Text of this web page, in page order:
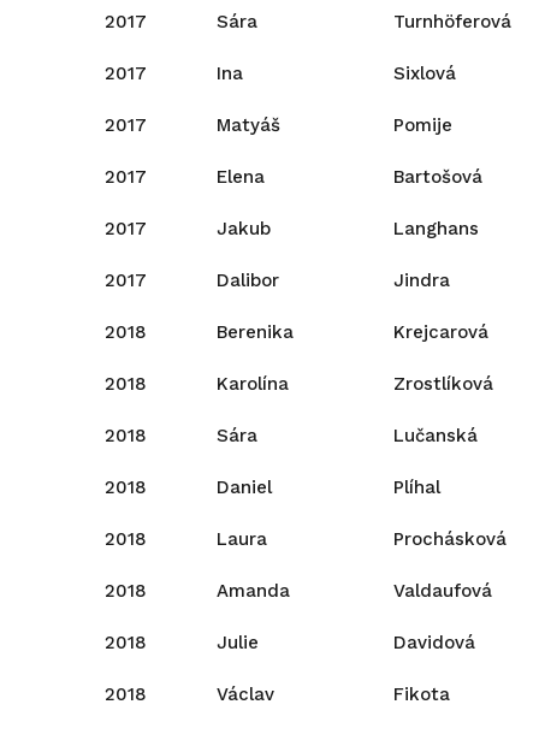
2017 Sára Turnhöferová
2017 Ina Sixlová
2017 Matyáš Pomije
2017 Elena Bartošová
2017 Jakub Langhans
2017 Dalibor Jindra
2018 Berenika Krejcarová
2018 Karolína Zrostlíková
2018 Sára Lučanská
2018 Daniel Plíhal
2018 Laura Prochásková
2018 Amanda Valdaufová
2018 Julie Davidová
2018 Václav Fikota